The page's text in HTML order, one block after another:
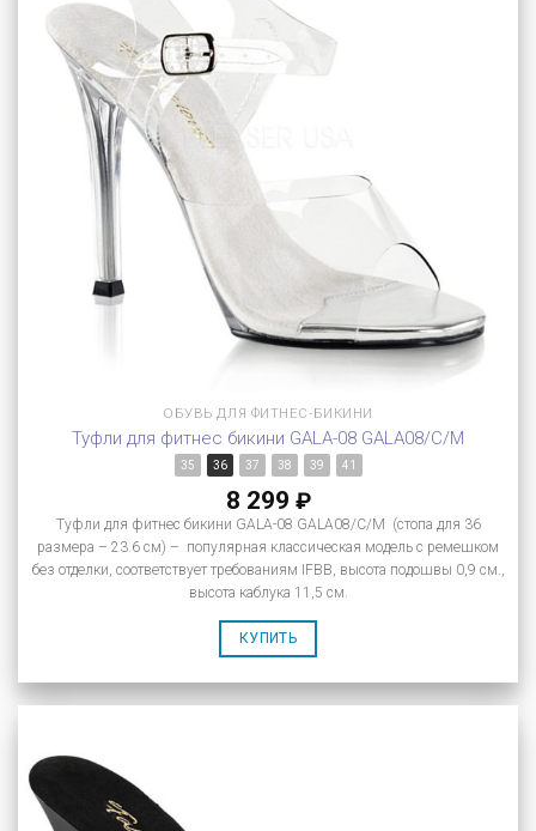
ОБУВЬ ДЛЯ ФИТНЕС-БИКИНИ
Туфли для фитнес бикини GALA-08 GALA08/C/M
35 36 37 38 39 41
8 299 ₽
Туфли для фитнес бикини GALA-08 GALA08/C/M (стопа для 36
размера – 23.6 см) – популярная классическая модель с ремешком
без отделки, соответствует требованиям IFBB, высота подошвы 0,9 см.,
высота каблука 11,5 см.
КУПИТЬ